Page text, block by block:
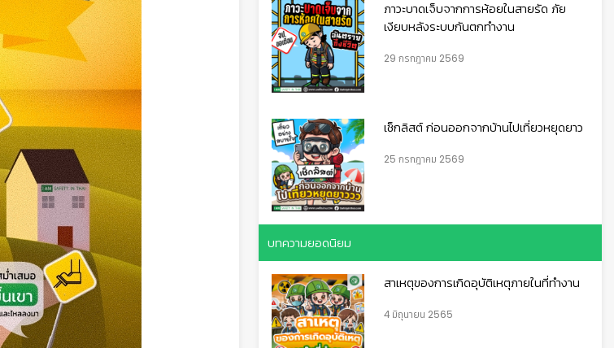
ภาวะบาดเจ็บจากการห้อยในสายรัด ภัย
เงียบหลังระบบกันตกทำงาน
29 กรกฎาคม 2569
เช็กลิสต์ ก่อนออกจากบ้านไปเที่ยวหยุดยาว
25 กรกฎาคม 2569
บทความยอดนิยม
สาเหตุของการเกิดอุบัติเหตุภายในที่ทำงาน
4 มิถุนายน 2565